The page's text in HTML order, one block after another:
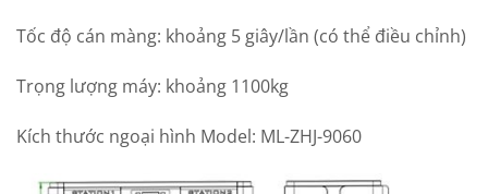
Tốc độ cán màng: khoảng 5 giây/lần (có thể điều chỉnh)
Trọng lượng máy: khoảng 1100kg
Kích thước ngoại hình Model: ML-ZHJ-9060